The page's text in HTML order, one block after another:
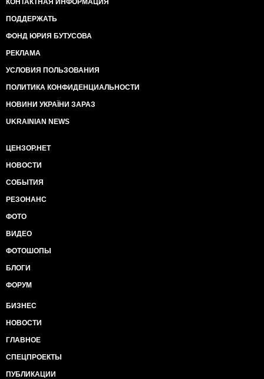
КОНТАКТНАЯ ИНФОРМАЦИЯ
ПОДДЕРЖАТЬ
ФОНД ЮРИЯ БУТУСОВА
РЕКЛАМА
УСЛОВИЯ ПОЛЬЗОВАНИЯ
ПОЛИТИКА КОНФИДЕНЦИАЛЬНОСТИ
НОВИНИ УКРАЇНИ ЗАРАЗ
UKRAINIAN NEWS
ЦЕНЗОР.НЕТ
НОВОСТИ
СОБЫТИЯ
РЕЗОНАНС
ФОТО
ВИДЕО
ФОТОШОПЫ
БЛОГИ
ФОРУМ
БИЗНЕС
НОВОСТИ
ГЛАВНОЕ
СПЕЦПРОЕКТЫ
ПУБЛИКАЦИИ